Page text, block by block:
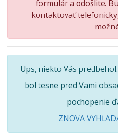
formulár a odošlite.
kontaktovať
Ups, niekto Vás
bol tesne pred Vami
pochopenie
ZNOVA